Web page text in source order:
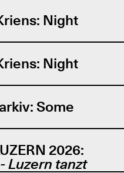
Night
Night
Some
2026:
Luzern tanzt